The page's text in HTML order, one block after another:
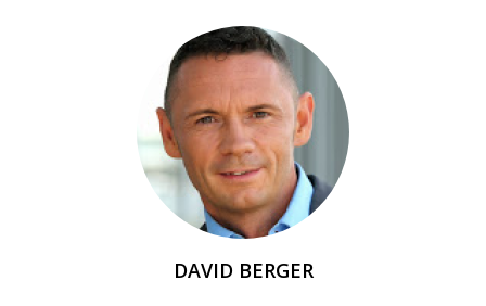
DAVID BERGER